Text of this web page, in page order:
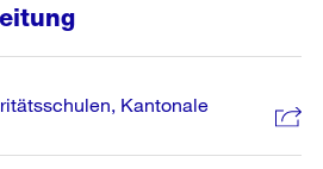
Kantonale